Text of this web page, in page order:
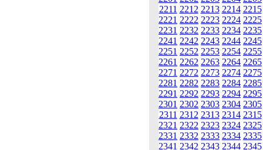
2211 2212 2213 2214 2215
2221 2222 2223 2224 2225
2231 2232 2233 2234 2235
2241 2242 2243 2244 2245
2251 2252 2253 2254 2255
2261 2262 2263 2264 2265
2271 2272 2273 2274 2275
2281 2282 2283 2284 2285
2291 2292 2293 2294 2295
2301 2302 2303 2304 2305
2311 2312 2313 2314 2315
2321 2322 2323 2324 2325
2331 2332 2333 2334 2335
2341 2342 2343 2344 2345